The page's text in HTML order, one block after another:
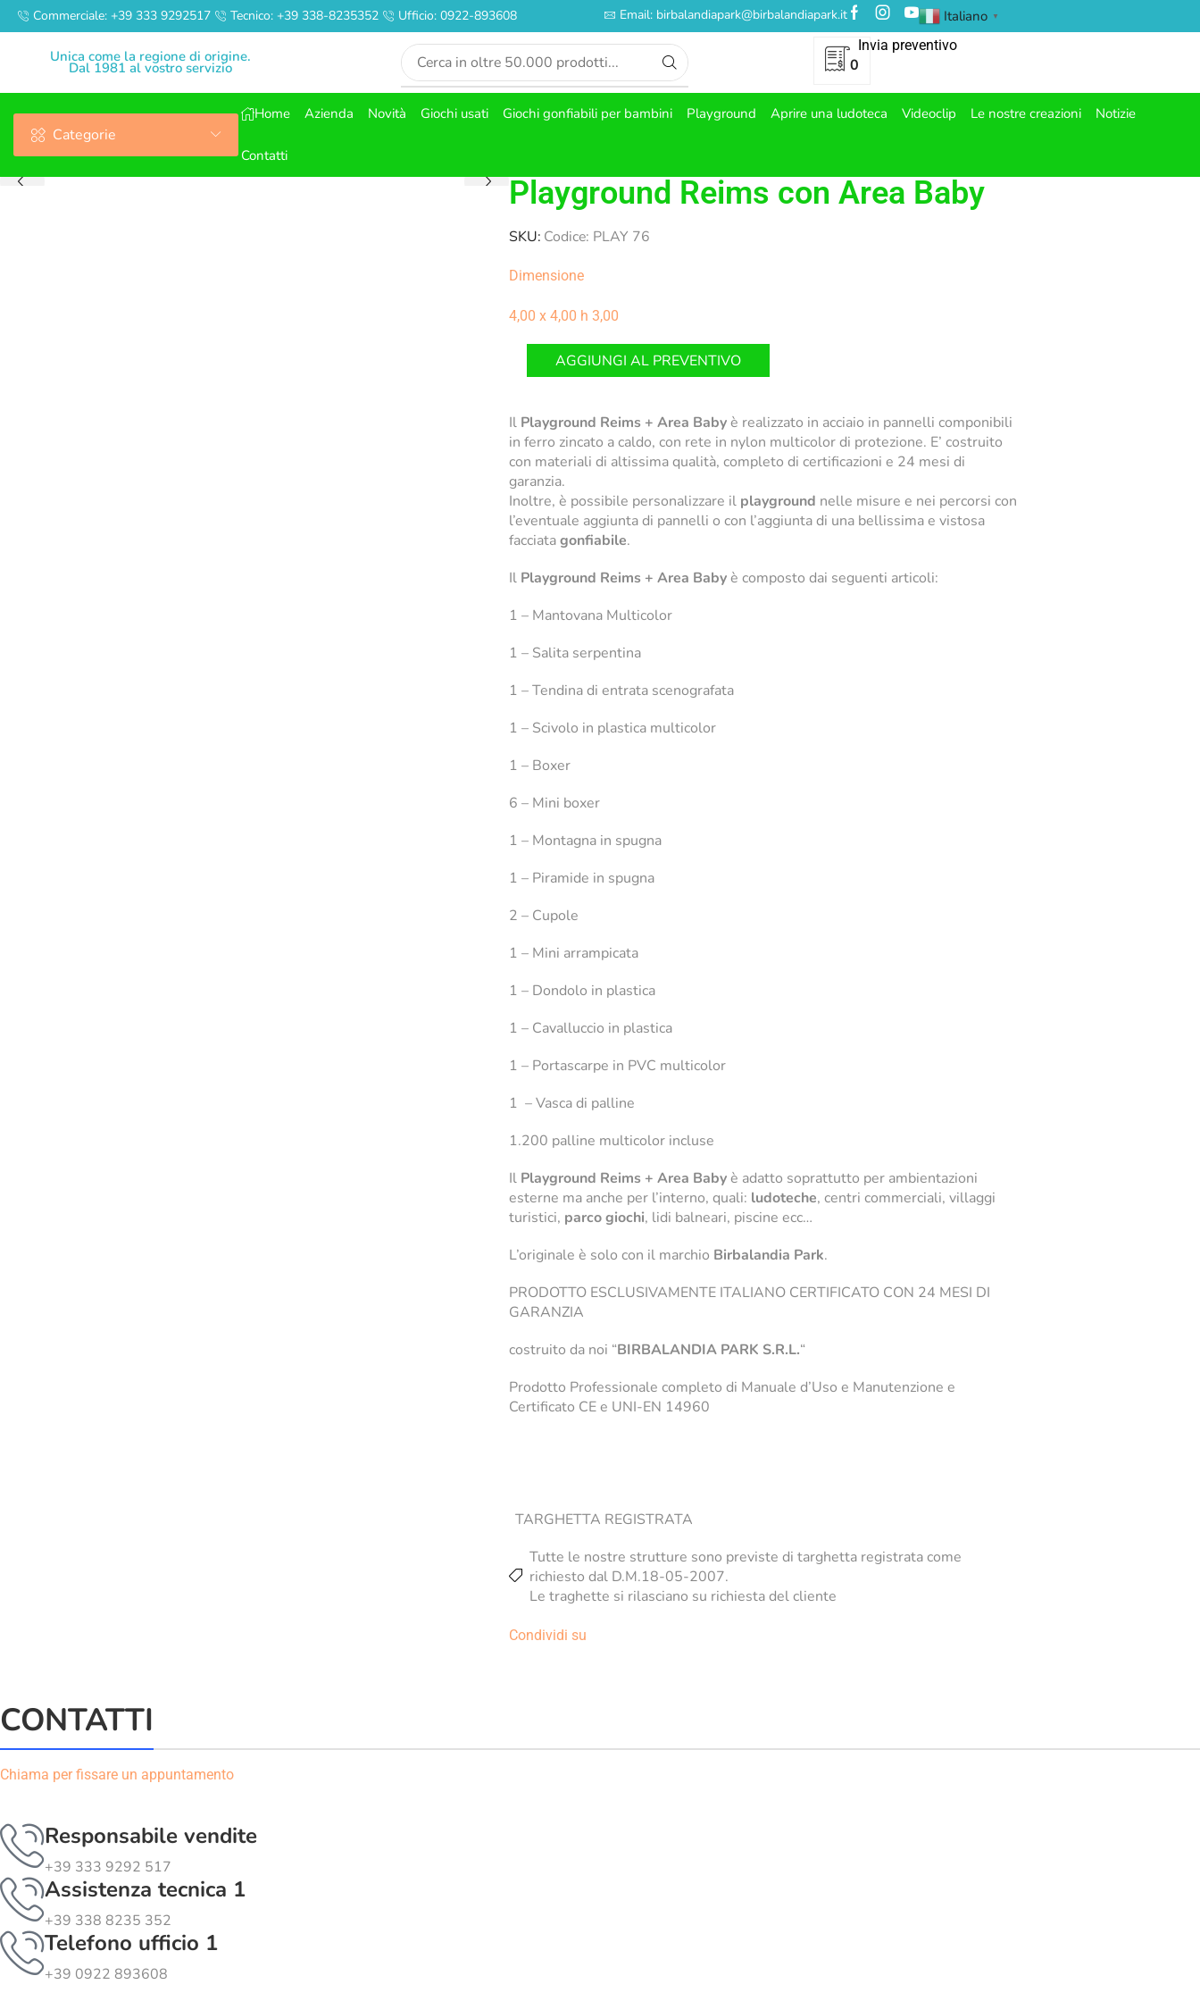
Commerciale: +39 333 9292517 Tecnico: +39 338-8235352 Ufficio: 0922-893608 Email: birbalandiapark@birbalandiapark.it Italiano ▼
Unica come la regione di origine.
Dal 1981 al vostro servizio 0
Invia preventivo
Categorie
Home Azienda Novità Giochi usati Giochi gonfiabili per bambini Playground Aprire una ludoteca Videoclip Le nostre creazioni Notizie
Contatti
Playground Reims con Area Baby
SKU: Codice: PLAY 76
Dimensione
4,00 x 4,00 h 3,00
AGGIUNGI AL PREVENTIVO
Il Playground Reims + Area Babyè realizzato in acciaio in pannelli componibili
in ferro zincato a caldo, con rete in nylon multicolor di protezione. E’ costruito
con materiali di altissima qualità, completo di certificazioni e 24 mesi di
garanzia.
Inoltre, è possibile personalizzare il playground nelle misure e nei percorsi con
l’eventuale aggiunta di pannelli o con l’aggiunta di una bellissima e vistosa
facciatagonfiabile.
Il Playground Reims + Area Babyè composto dai seguenti articoli:
1 – Mantovana Multicolor
1 – Salita serpentina
1 – Tendina di entrata scenografata
1 – Scivolo in plastica multicolor
1 – Boxer
6 – Mini boxer
1 – Montagna in spugna
1 – Piramide in spugna
2 – Cupole
1 – Mini arrampicata
1 – Dondolo in plastica
1 – Cavalluccio in plastica
1 – Portascarpe in PVC multicolor
1 – Vasca di palline
1.200 palline multicolor incluse
Il Playground Reims + Area Babyè adatto soprattutto per ambientazioni
esterne ma anche per l’interno, quali: ludoteche, centri commerciali, villaggi
turistici, parco giochi, lidi balneari, piscine ecc…
L’originale è solo con il marchio Birbalandia Park.
PRODOTTO ESCLUSIVAMENTE ITALIANO CERTIFICATO CON 24 MESI DI
GARANZIA
costruito da noi “BIRBALANDIA PARK S.R.L.“
Prodotto Professionale completo di Manuale d’Uso e Manutenzione e
Certificato CE e UNI-EN 14960
TARGHETTA REGISTRATA
Tutte le nostre strutture sono previste di targhetta registrata come
richiesto dal D.M.18-05-2007.
Le traghette si rilasciano su richiesta del cliente
Condividi su
CONTATTI
Chiama per fissare un appuntamento
Responsabile vendite
+39 333 9292 517
Assistenza tecnica 1
+39 338 8235 352
Telefono ufficio 1
+39 0922 893608